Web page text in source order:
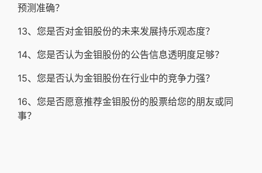
预测准确？
13、您是否对金钼股份的未来发展持乐观态度？
14、您是否认为金钼股份的公告信息透明度足够？
15、您是否认为金钼股份在行业中的竞争力强？
16、您是否愿意推荐金钼股份的股票给您的朋友或同
事？